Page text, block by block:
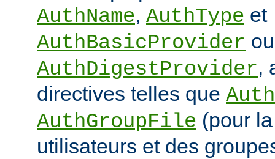
AuthName, AuthType et
AuthBasicProvider ou
AuthDigestProvider,
directives telles que
AuthGroupFile (pour
utilisateurs et des